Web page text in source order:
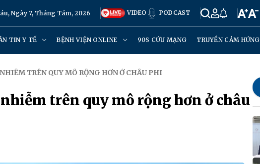
Ngày 7, Tháng Tám, 2026 VIDEO PODCAST
TIN Y TẾ BỆNH VIỆN ONLINE 90S CỨU MẠNG TRUYỀN CẢM HỨNG
TRÊN QUY MÔ RỘNG HƠN Ở CHÂU PHI
trên quy mô rộng hơn ở châu